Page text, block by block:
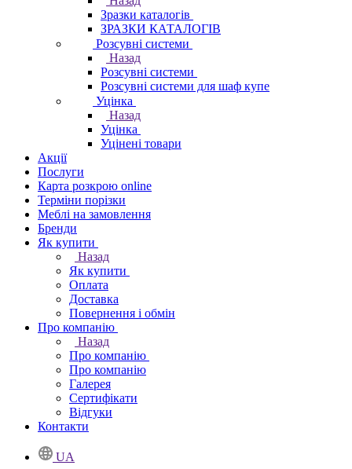
Зразки каталогів
ЗРАЗКИ КАТАЛОГІВ
Розсувні системи
Назад
Розсувні системи
Розсувні системи для шаф купе
Уцінка
Назад
Уцінка
Уцінені товари
Акції
Послуги
Карта розкрою online
Терміни порізки
Меблі на замовлення
Бренди
Як купити
Назад
Як купити
Оплата
Доставка
Повернення і обмін
Про компанію
Назад
Про компанію
Про компанію
Галерея
Сертифікати
Відгуки
Контакти
UA